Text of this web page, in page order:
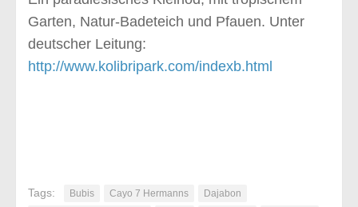
Garten, Natur-Badeteich und Pfauen. Unter
deutscher Leitung:
http://www.kolibripark.com/indexb.html
Tags: Bubis Cayo 7 Hermanns
Dajabon